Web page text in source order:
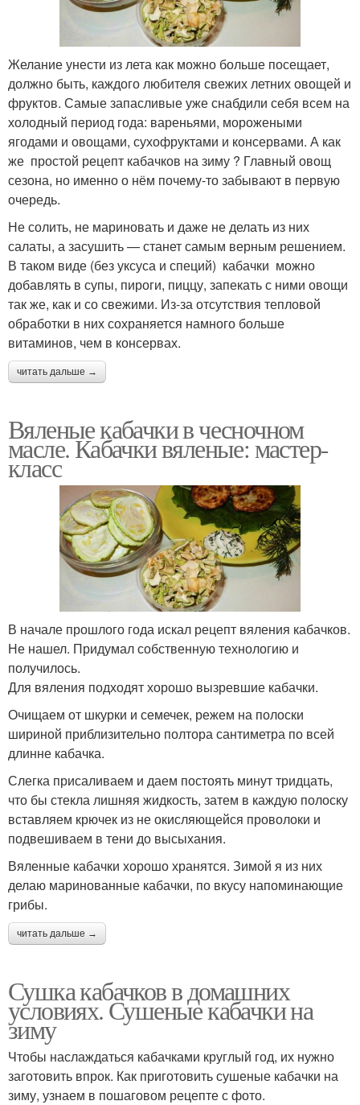
Желание унести из лета как можно больше посещает,
должно быть, каждого любителя свежих летних овощей и
фруктов. Самые запасливые уже снабдили себя всем на
холодный период года: вареньями, морожеными
ягодами и овощами, сухофруктами и консервами. А как
же простой рецепт кабачков на зиму ? Главный овощ
сезона, но именно о нём почему-то забывают в первую
очередь.
Не солить, не мариновать и даже не делать из них
салаты, а засушить — станет самым верным решением.
В таком виде (без уксуса и специй) кабачки можно
добавлять в супы, пироги, пиццу, запекать с ними овощи
так же, как и со свежими. Из-за отсутствия тепловой
обработки в них сохраняется намного больше
витаминов, чем в консервах.
читать дальше →
Вяленые кабачки в чесночном
масле. Кабачки вяленые: мастер-
класс
В начале прошлого года искал рецепт вяления кабачков.
Не нашел. Придумал собственную технологию и
получилось.
Для вяления подходят хорошо вызревшие кабачки.
Очищаем от шкурки и семечек, режем на полоски
шириной приблизительно полтора сантиметра по всей
длинне кабачка.
Слегка присаливаем и даем постоять минут тридцать,
что бы стекла лишняя жидкость, затем в каждую полоску
вставляем крючек из не окисляющейся проволоки и
подвешиваем в тени до высыхания.
Вяленные кабачки хорошо хранятся. Зимой я из них
делаю маринованные кабачки, по вкусу напоминающие
грибы.
читать дальше →
Сушка кабачков в домашних
условиях. Сушеные кабачки на
зиму
Чтобы наслаждаться кабачками круглый год, их нужно
заготовить впрок. Как приготовить сушеные кабачки на
зиму, узнаем в пошаговом рецепте с фото.